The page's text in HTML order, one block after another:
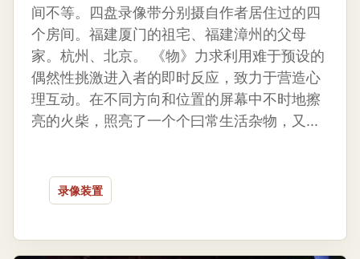
间不等。四盘录像带分别摄自作者居住过的四
个房间。福建厦门的祖宅、福建漳州的父母
家。杭州、北京。 《物》力求利用难于预设的
偶然性挑激进入者的即时反应，致力于营造心
理互动。在不同方向和位置的屏幕中不时地擦
亮的火柴，照亮了一个个曰常生活杂物，又...
录像装置